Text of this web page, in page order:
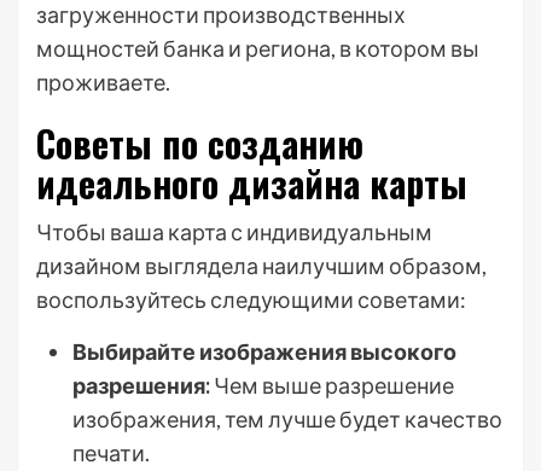
загруженности производственных
мощностей банка и региона, в котором вы
проживаете.
Советы по созданию
идеального дизайна карты
Чтобы ваша карта с индивидуальным
дизайном выглядела наилучшим образом,
воспользуйтесь следующими советами:
Выбирайте изображения высокого
разрешения:Чем выше разрешение
изображения, тем лучше будет качество
печати.